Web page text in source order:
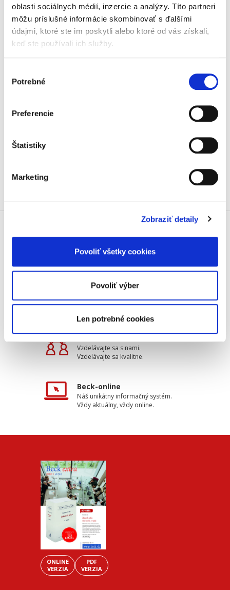
oblasti sociálnych médií, inzercie a analýzy. Títo partneri
môžu príslušné informácie skombinovať s ďalšími
údajmi, ktoré ste im poskytli alebo ktoré od vás získali,
keď ste používali ich služby.
súhlasu
Potrebné
Preferencie
Štatistiky
Marketing
Zobraziť detaily
Povoliť všetky cookies
Povoliť výber
Len potrebné cookies
Kolaboratívne (zdieľané) hospodárstvo a
aktuálne a živé témy, ktorým je venovaná
Získajte dopravu zdarma
Tradičné nakladateľstvo
Pôsobíme na trhu už viac ako 11
rokov.
Vzdelávajte sa s nami.
Vzdelávajte sa kvalitne.
Beck-online
Náš unikátny informačný systém.
Vždy aktuálny, vždy online.
ONLINE
VERZIA
PDF
VERZIA